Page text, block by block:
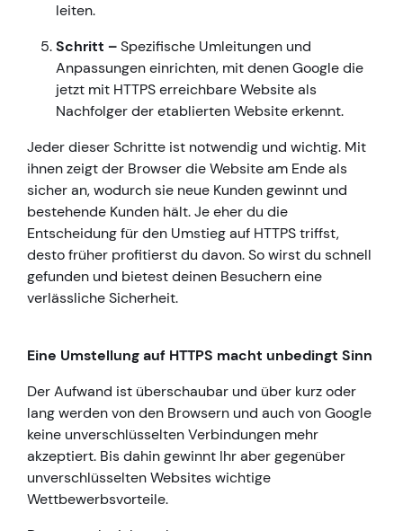
leiten.
Schritt –Spezifische Umleitungen und
Anpassungen einrichten, mit denen Google die
jetzt mit HTTPS erreichbare Website als
Nachfolger der etablierten Website erkennt.
Jeder dieser Schritte ist notwendig und wichtig. Mit
ihnen zeigt der Browser die Website am Ende als
sicher an, wodurch sie neue Kunden gewinnt und
bestehende Kunden hält. Je eher du die
Entscheidung für den Umstieg auf HTTPS triffst,
desto früher profitierst du davon. So wirst du schnell
gefunden und bietest deinen Besuchern eine
verlässliche Sicherheit.
Eine Umstellung auf HTTPS macht unbedingt Sinn
Der Aufwand ist überschaubar und über kurz oder
lang werden von den Browsern und auch von Google
keine unverschlüsselten Verbindungen mehr
akzeptiert. Bis dahin gewinnt Ihr aber gegenüber
unverschlüsselten Websites wichtige
Wettbewerbsvorteile.